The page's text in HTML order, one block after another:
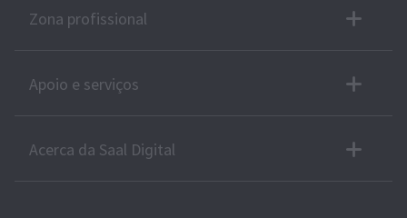
Zona profissional
Apoio e serviços
Acerca da Saal Digital